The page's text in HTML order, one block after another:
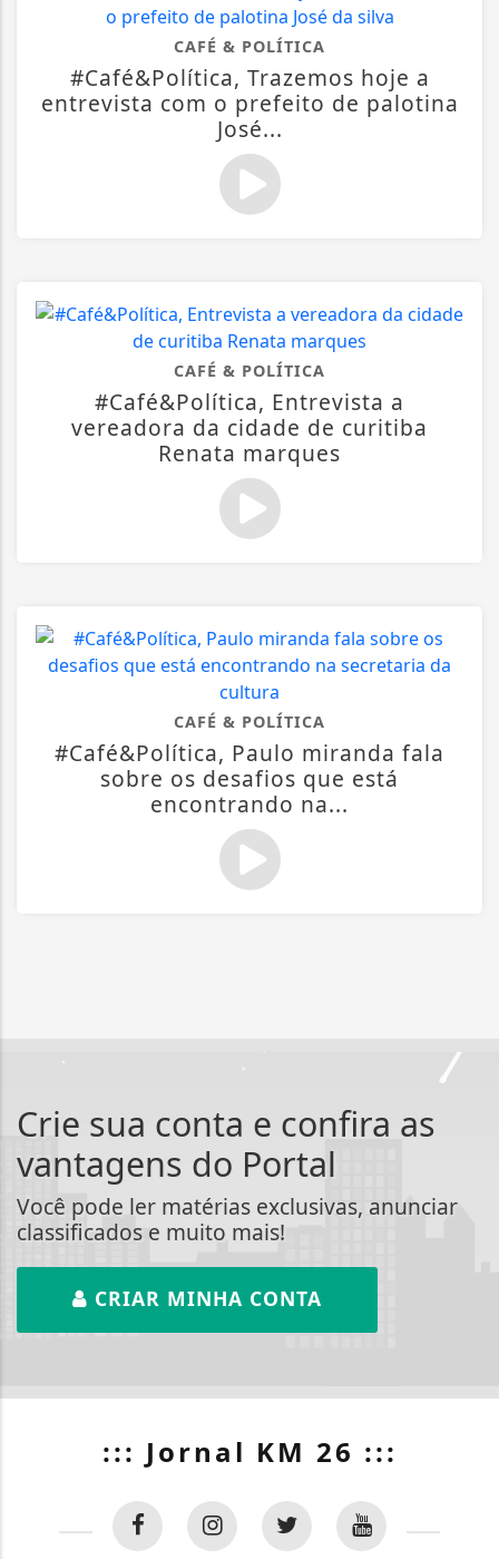
CAFÉ & POLÍTICA
#Café&Política, Trazemos hoje a
entrevista com o prefeito de palotina
José...
CAFÉ & POLÍTICA
#Café&Política, Entrevista a
vereadora da cidade de curitiba
Renata marques
CAFÉ & POLÍTICA
#Café&Política, Paulo miranda fala
sobre os desafios que está
encontrando na...
Crie sua conta e confira as
vantagens do Portal
Você pode ler matérias exclusivas, anunciar
classificados e muito mais!
CRIAR MINHA CONTA
::: Jornal KM 26 :::